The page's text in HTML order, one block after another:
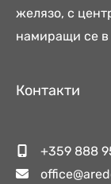
желязо, с
намиращи се в
Контакти
+359 888